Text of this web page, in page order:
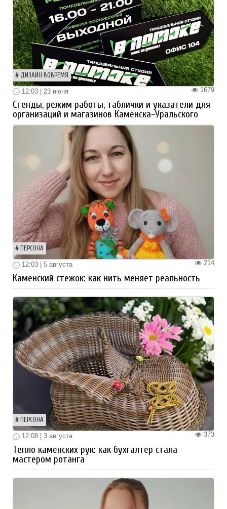
ДИЗАЙН ВОВРЕМЯ
1679
12:03 | 23 июня
Стенды, режим работы, таблички и указатели для
организаций и магазинов Каменска-Уральского
ПЕРСОНА
214
12:03 | 5 августа
Каменский стежок: как нить меняет реальность
ПЕРСОНА
373
12:08 | 3 августа
Тепло каменских рук: как бухгалтер стала
мастером ротанга